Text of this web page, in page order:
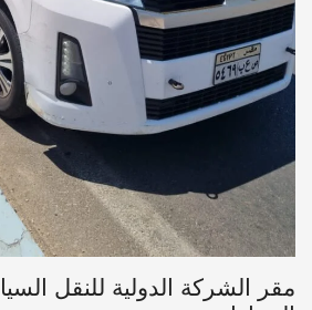
مقر الشركة الدولية للنقل